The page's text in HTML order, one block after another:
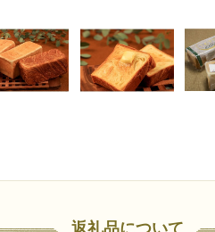
返礼品について